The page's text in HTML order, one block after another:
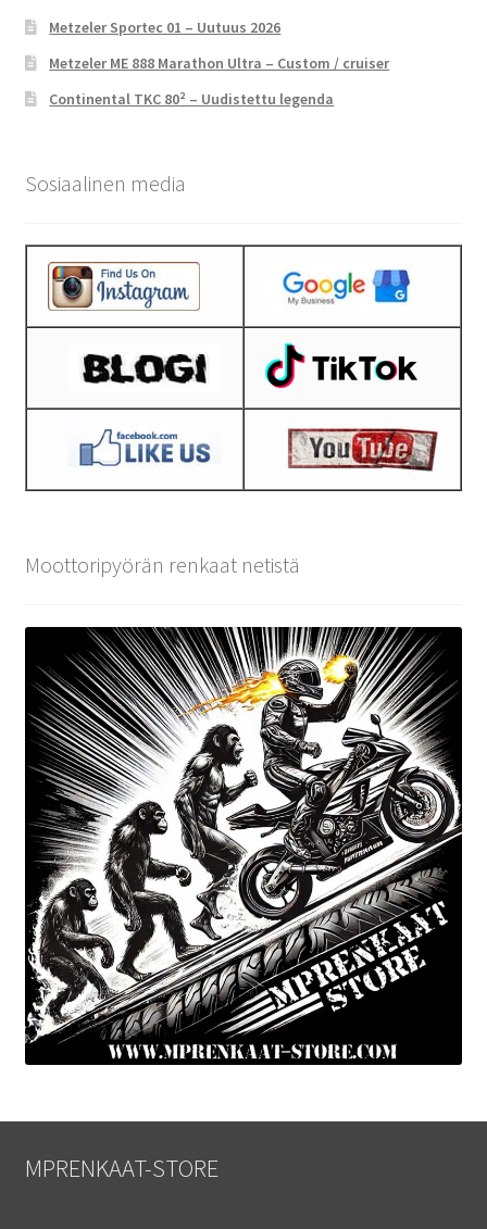
Metzeler Sportec 01 – Uutuus 2026
Metzeler ME 888 Marathon Ultra – Custom / cruiser
Continental TKC 80² – Uudistettu legenda
Sosiaalinen media
Moottoripyörän renkaat netistä
MPRENKAAT-STORE